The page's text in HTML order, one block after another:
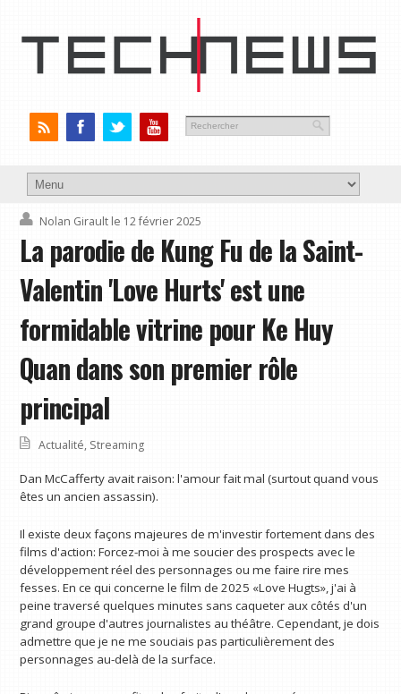
Nolan Girault le 12 février 2025
La parodie de Kung Fu de la Saint-
Valentin 'Love Hurts' est une
formidable vitrine pour Ke Huy
Quan dans son premier rôle
principal
Actualité, Streaming
Dan McCafferty avait raison: l'amour fait mal (surtout quand vous
êtes un ancien assassin).
Il existe deux façons majeures de m'investir fortement dans des
films d'action: Forcez-moi à me soucier des prospects avec le
développement réel des personnages ou me faire rire mes
fesses. En ce qui concerne le film de 2025 «Love Hugts», j'ai à
peine traversé quelques minutes sans caqueter aux côtés d'un
grand groupe d'autres journalistes au théâtre. Cependant, je dois
admettre que je ne me souciais pas particulièrement des
personnages au-delà de la surface.